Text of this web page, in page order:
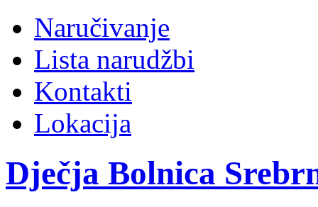
Naručivanje
Lista narudžbi
Kontakti
Lokacija
Dječja Bolnica